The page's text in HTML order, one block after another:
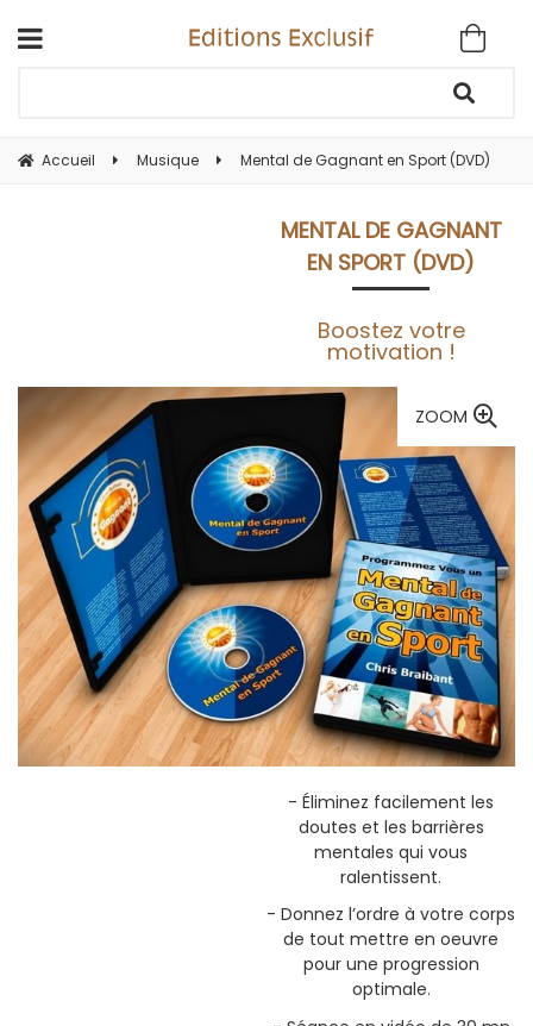
Accueil Musique Mental de Gagnant en Sport (DVD)
MENTAL DE GAGNANT
EN SPORT (DVD)
Boostez votre
motivation !
ZOOM
- Éliminez facilement les
doutes et les barrières
mentales qui vous
ralentissent.
- Donnez l’ordre à votre corps
de tout mettre en oeuvre
pour une progression
optimale.